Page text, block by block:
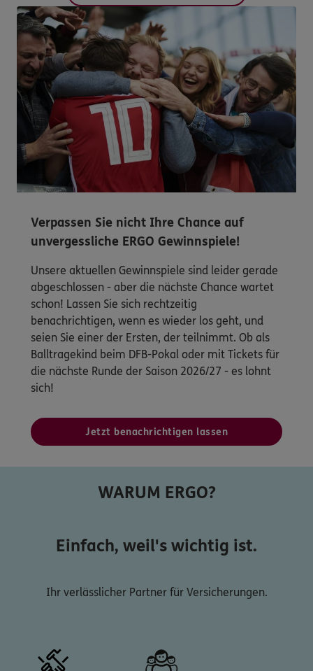
Verpassen Sie nicht Ihre Chance auf
unvergessliche ERGO Gewinnspiele!
Unsere aktuellen Gewinnspiele sind leider gerade
abgeschlossen - aber die nächste Chance wartet
schon! Lassen Sie sich rechtzeitig
benachrichtigen, wenn es wieder los geht, und
seien Sie einer der Ersten, der teilnimmt. Ob als
Balltragekind beim DFB-Pokal oder mit Tickets für
die nächste Runde der Saison 2026/27 - es lohnt
sich!
Jetzt benachrichtigen lassen
WARUM ERGO?
Einfach, weil's wichtig ist.
Ihr verlässlicher Partner für Versicherungen.